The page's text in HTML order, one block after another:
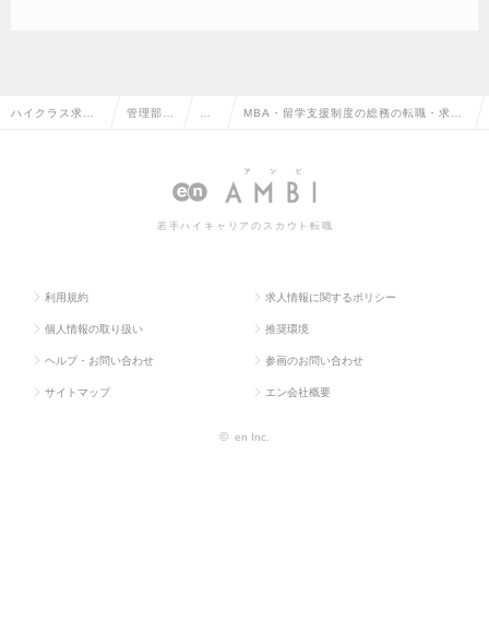
ハイクラス求人T 管理部門 MBA・留学支援制度の総務の転職・求人
若手ハイキャリアのスカウト転職
利用規約 求人情報に関するポリシー
個人情報の取り扱い 推奨環境
ヘルプ・お問い合わせ 参画のお問い合わせ
サイトマップ エン会社概要
© en Inc.